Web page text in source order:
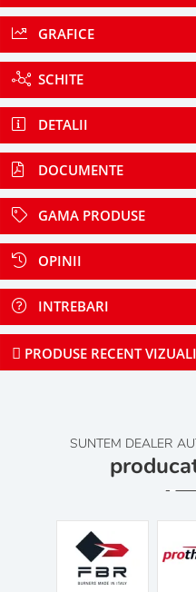
GRAFICE
SCHITE
DETALII
DOCUMENTE
GAMA PRODUSE
OPINII
INTREBARI
PRODUSE RECENT
SUNTEM DEALER